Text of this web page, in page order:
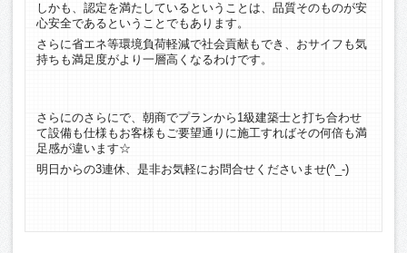
しかも、認定を満たしているということは、品質そのものが安
心安全であるということでもあります。
さらに省エネ等環境負荷軽減で社会貢献もでき、おサイフも気
持ちも満足度がより一層高くなるわけです。
さらにのさらにで、朝商でプランから1級建築士と打ち合わせ
て設備も仕様もお客様もご要望通りに施工すればその何倍も満
足感が違います☆
明日からの3連休、是非お気軽にお問合せくださいませ(^_-)